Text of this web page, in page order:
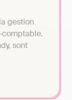
gestion
sont